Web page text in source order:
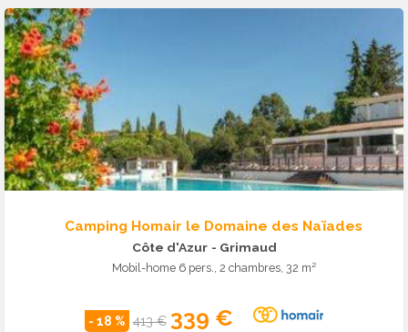
Camping Homair le Domaine des Naïades
Côte d'Azur - Grimaud
Mobil-home 6 pers., 2 chambres, 32 m²
- 18 % 413 € 339 €